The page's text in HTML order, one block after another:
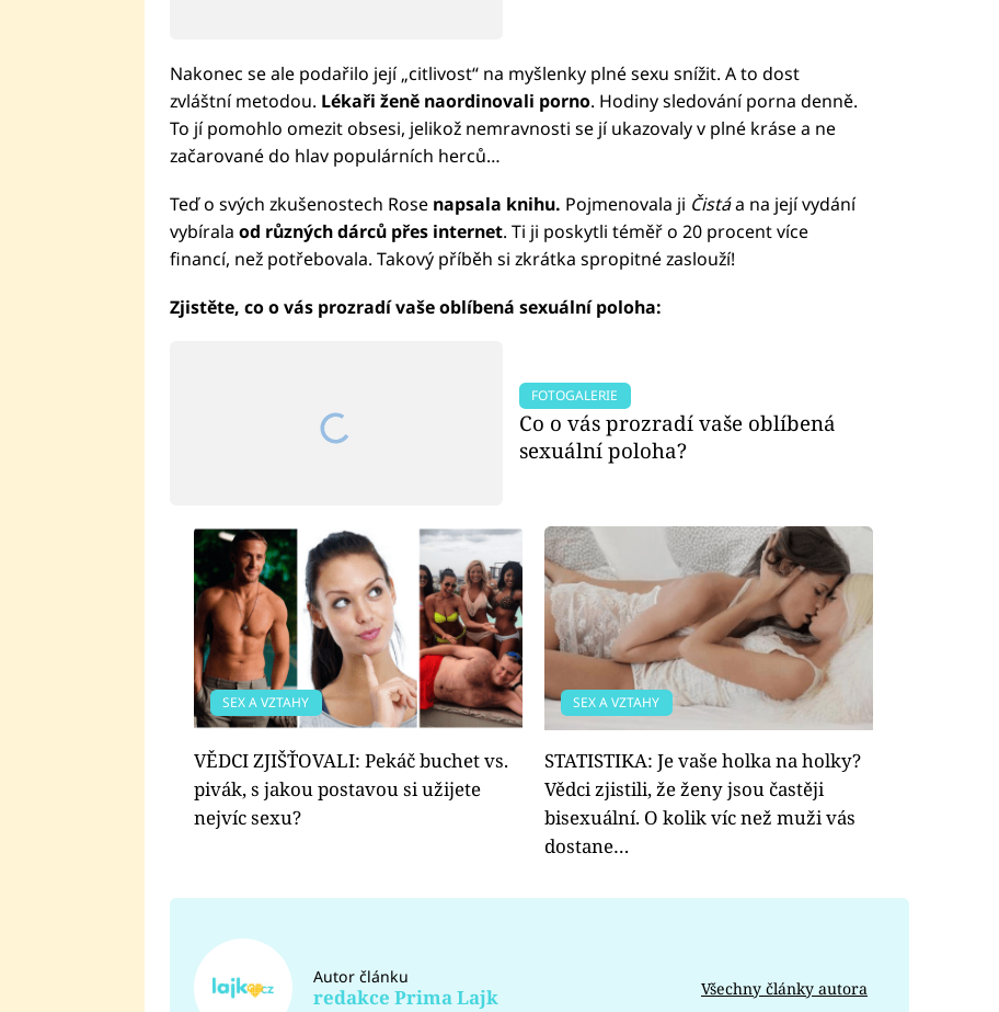
Nakonec se ale podařilo její „citlivost“ na myšlenky plné sexu snížit. A to dost
zvláštní metodou. Lékaři ženě naordinovali porno. Hodiny sledování porna denně.
To jí pomohlo omezit obsesi, jelikož nemravnosti se jí ukazovaly v plné kráse a ne
začarované do hlav populárních herců…
Teď o svých zkušenostech Rosenapsala knihu. Pojmenovala ji Čistáa na její vydání
vybírala od různých dárců přes internet. Ti ji poskytli téměř o 20 procent více
financí, než potřebovala. Takový příběh si zkrátka spropitné zaslouží!
Zjistěte, co o vás prozradí vaše oblíbená sexuální poloha:
FOTOGALERIE
Co o vás prozradí vaše oblíbená
sexuální poloha?
SEX A VZTAHY
VĚDCI ZJIŠŤOVALI: Pekáč buchet vs.
pivák, s jakou postavou si užijete
nejvíc sexu?
SEX A VZTAHY
STATISTIKA: Je vaše holka na holky?
Vědci zjistili, že ženy jsou častěji
bisexuální. O kolik víc než muži vás
dostane…
Autor článku
redakce Prima Lajk Všechny články autora